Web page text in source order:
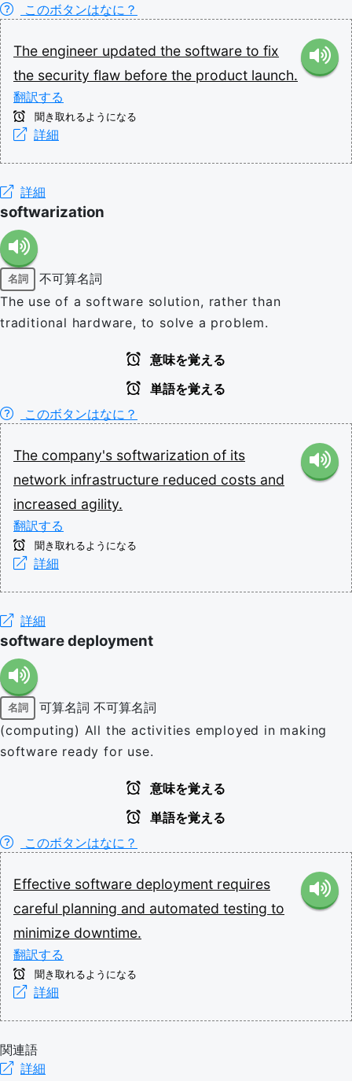
このボタンはなに？
The engineer updated the software to fix
the security flaw before the product launch.
翻訳する
聞き取れるようになる
詳細
詳細
softwarization
名詞
不可算名詞
The use of a software solution, rather than
traditional hardware, to solve a problem.
意味を覚える
単語を覚える
このボタンはなに？
The company's softwarization of its
network infrastructure reduced costs and
increased agility.
翻訳する
聞き取れるようになる
詳細
詳細
software deployment
名詞 可算名詞 不可算名詞
(computing) All the activities employed in making
software ready for use.
意味を覚える
単語を覚える
このボタンはなに？
Effective software deployment requires
careful planning and automated testing to
minimize downtime.
翻訳する
聞き取れるようになる
詳細
関連語
詳細